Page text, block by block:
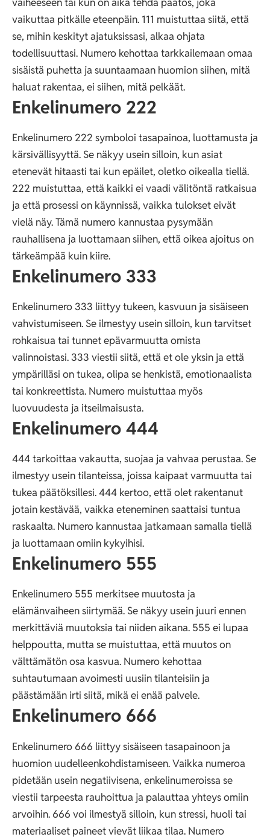
vaikuttaa pitkälle eteenpäin. 111 muistuttaa siitä, että
se, mihin keskityt ajatuksissasi, alkaa ohjata
todellisuuttasi. Numero kehottaa tarkkailemaan omaa
sisäistä puhetta ja suuntaamaan huomion siihen, mitä
haluat rakentaa, ei siihen, mitä pelkäät.
Enkelinumero 222
Enkelinumero 222 symboloi tasapainoa, luottamusta ja
kärsivällisyyttä. Se näkyy usein silloin, kun asiat
etenevät hitaasti tai kun epäilet, oletko oikealla tiellä.
222 muistuttaa, että kaikki ei vaadi välitöntä ratkaisua
ja että prosessi on käynnissä, vaikka tulokset eivät
vielä näy. Tämä numero kannustaa pysymään
rauhallisena ja luottamaan siihen, että oikea ajoitus on
tärkeämpää kuin kiire.
Enkelinumero 333
Enkelinumero 333 liittyy tukeen, kasvuun ja sisäiseen
vahvistumiseen. Se ilmestyy usein silloin, kun tarvitset
rohkaisua tai tunnet epävarmuutta omista
valinnoistasi. 333 viestii siitä, että et ole yksin ja että
ympärilläsi on tukea, olipa se henkistä, emotionaalista
tai konkreettista. Numero muistuttaa myös
luovuudesta ja itseilmaisusta.
Enkelinumero 444
444 tarkoittaa vakautta, suojaa ja vahvaa perustaa. Se
ilmestyy usein tilanteissa, joissa kaipaat varmuutta tai
tukea päätöksillesi. 444 kertoo, että olet rakentanut
jotain kestävää, vaikka eteneminen saattaisi tuntua
raskaalta. Numero kannustaa jatkamaan samalla tiellä
ja luottamaan omiin kykyihisi.
Enkelinumero 555
Enkelinumero 555 merkitsee muutosta ja
elämänvaiheen siirtymää. Se näkyy usein juuri ennen
merkittäviä muutoksia tai niiden aikana. 555 ei lupaa
helppoutta, mutta se muistuttaa, että muutos on
välttämätön osa kasvua. Numero kehottaa
suhtautumaan avoimesti uusiin tilanteisiin ja
päästämään irti siitä, mikä ei enää palvele.
Enkelinumero 666
Enkelinumero 666 liittyy sisäiseen tasapainoon ja
huomion uudelleenkohdistamiseen. Vaikka numeroa
pidetään usein negatiivisena, enkelinumeroissa se
viestii tarpeesta rauhoittua ja palauttaa yhteys omiin
arvoihin. 666 voi ilmestyä silloin, kun stressi, huoli tai
materiaaliset paineet vievät liikaa tilaa. Numero